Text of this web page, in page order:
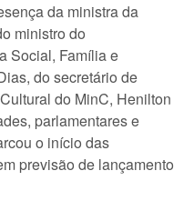
da ministra da
ministro do
Social, Família e
do secretário de
do MinC, Henilton
parlamentares e
o início das
previsão de lançamento